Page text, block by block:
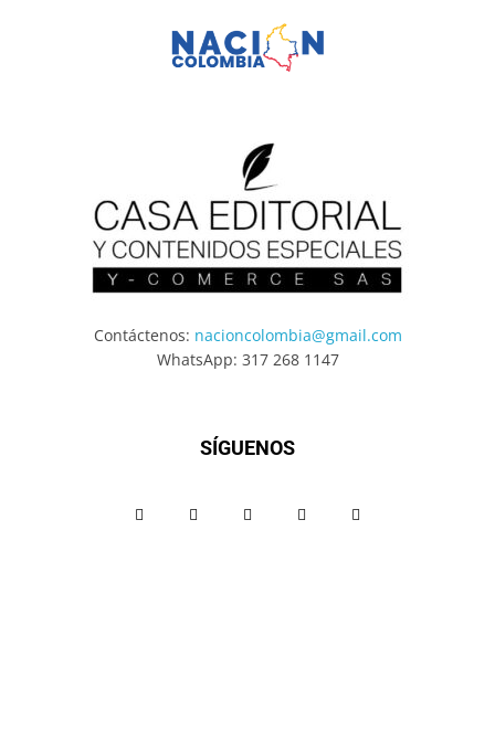
Contáctenos: nacioncolombia@gmail.com
WhatsApp: 317 268 1147
SÍGUENOS